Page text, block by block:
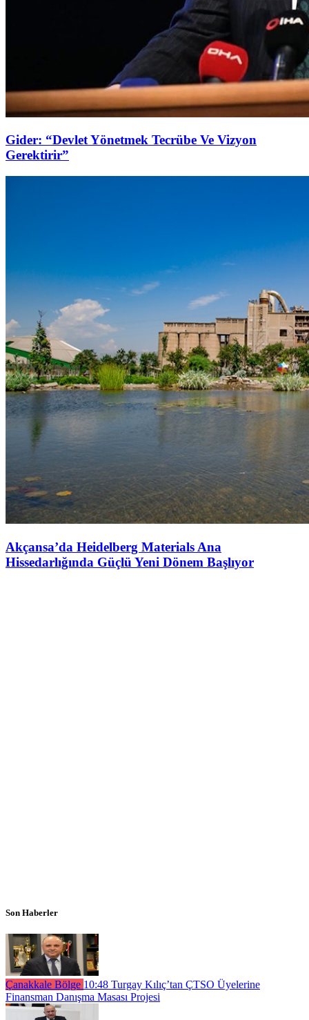
Gider: “Devlet Yönetmek Tecrübe Ve Vizyon
Gerektirir”
Akçansa’da Heidelberg Materials Ana
Hissedarlığında Güçlü Yeni Dönem Başlıyor
Son Haberler
Çanakkale Bölge 10:48 Turgay Kılıç’tan ÇTSO Üyelerine
Finansman Danışma Masası Projesi